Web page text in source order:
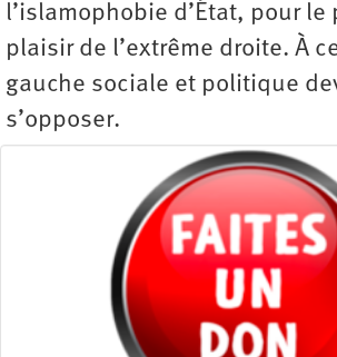
l’islamophobie d’État, pour le
plaisir de l’extrême droite. À
gauche sociale et politique
s’opposer.